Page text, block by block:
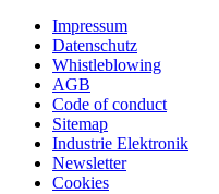
Impressum
Datenschutz
Whistleblowing
AGB
Code of conduct
Sitemap
Industrie Elektronik
Newsletter
Cookies